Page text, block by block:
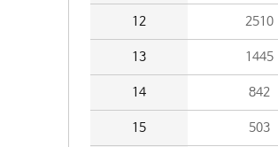
12 2510
13 1445
14 842
15 503